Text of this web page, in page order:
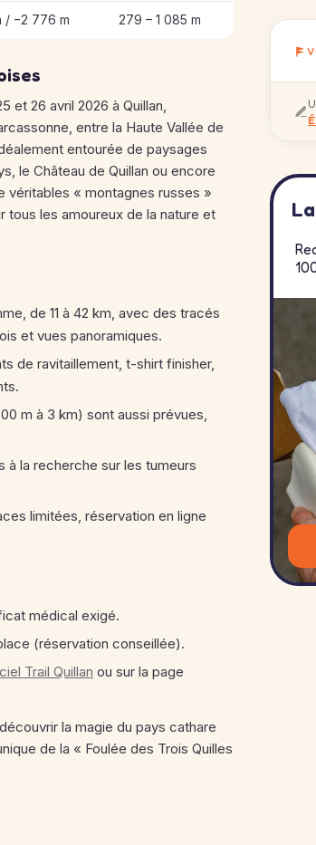
/ −2 776 m 279 – 1 085 m
et 26 avril 2026 à Quillan,
entre la Haute Vallée de
entourée de paysages
le Château de Quillan ou encore
véritables « montagnes russes »
tous les amoureux de la nature et
de 11 à 42 km, avec des tracés
et vues panoramiques.
de ravitaillement, t-shirt finisher,
m à 3 km) sont aussi prévues,
à la recherche sur les tumeurs
limitées, réservation en ligne
médical exigé.
(réservation conseillée).
Trail Quillan ou sur la page
la magie du pays cathare
de la « Foulée des Trois Quilles